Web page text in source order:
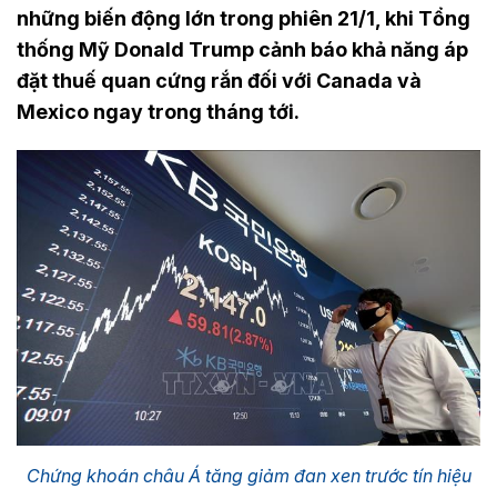
những biến động lớn trong phiên 21/1, khi Tổng
thống Mỹ Donald Trump cảnh báo khả năng áp
đặt thuế quan cứng rắn đối với Canada và
Mexico ngay trong tháng tới.
Chứng khoán châu Á tăng giảm đan xen trước tín hiệu